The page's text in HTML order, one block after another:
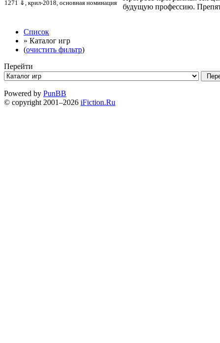
1271 ⇓ , крил-2018, основная номинация
будущую профессию.
Список
» Каталог игр
(очистить фильтр)
Перейти
Powered by PunBB
© copyright 2001–2026 iFiction.Ru